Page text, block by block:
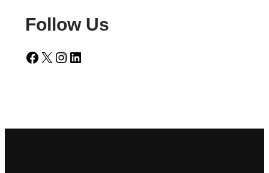
Follow Us
Facebook X Instagram LinkedIn